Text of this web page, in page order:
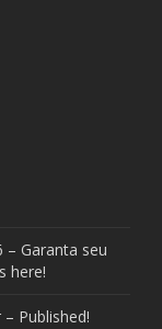
– Garanta seu
here!
Published!